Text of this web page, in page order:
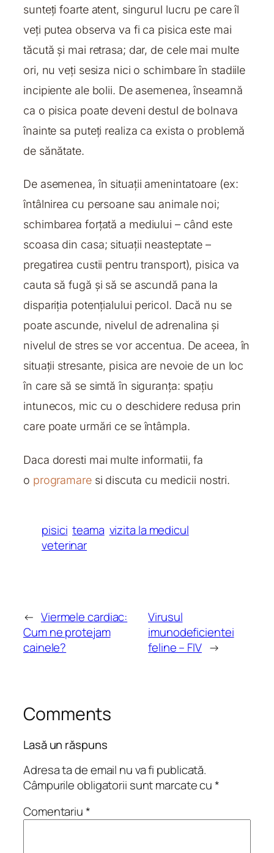
sunteți foarte atent, singurul lucru pe care îl
veți putea observa va fi ca pisica este mai
tăcută și mai retrasa; dar, de cele mai multe
ori, nu veți sesiza nici o schimbare în stadiile
incipiente ale bolii. De asemenea, înseamnă
ca o pisica poate deveni destul de bolnava
înainte sa puteți realiza ca exista o problemă
de sănătate.
De asemenea, în situații amenintatoare (ex:
întâlnirea cu persoane sau animale noi;
schimbarea forțată a mediului – când este
scoasa din casa; situații neasteptate –
pregatirea custii pentru transport), pisica va
cauta să fugă și să se ascundă pana la
dispariția potențialului pericol. Dacă nu se
poate ascunde, nivelul de adrenalina și
nivelul de stres se vor accentua. De aceea, în
situații stresante, pisica are nevoie de un loc
în care să se simtă în siguranța: spațiu
intunecos, mic cu o deschidere redusa prin
care poate urmări ce se întâmpla.
Daca doresti mai multe informatii, fa
o programaresi discuta cu medicii nostri.
pisici teama vizita la medicul
veterinar
← Viermele cardiac:
Cum ne protejam
cainele?
Virusul
imunodeficientei
feline – FIV →
Comments
Lasă un răspuns
Adresa ta de email nu va fi publicată.
Câmpurile obligatorii sunt marcate cu*
Comentariu*